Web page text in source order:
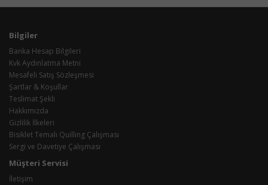
Bilgiler
Banka Hesap Bilgileri
Kvk Aydınlatma Metni
Mesafeli Satış Sözleşmesi
Şartlar & Koşullar
Teslimat Şekli
Hakkımızda
Gizlilik İlkeleri
Bisiklet Temalı Quilling Çalışması
Sergi ve Davetiye Çalışması
Müşteri Servisi
İletişim